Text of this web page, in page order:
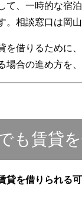
、一時的な宿
相談窓口は岡
借りるために
合の進め方を
も賃貸
を借りられる可